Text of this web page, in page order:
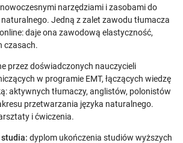
narzędziami i zasobami do
Jedną z zalet zawodu tłumacza
daje ona zawodową elastyczność,
czasach.
przez doświadczonych nauczycieli
w programie EMT, łączących wiedzę
aktywnych tłumaczy, anglistów, polonistów
przetwarzania języka naturalnego.
i ćwiczenia.
dyplom ukończenia studiów wyższych